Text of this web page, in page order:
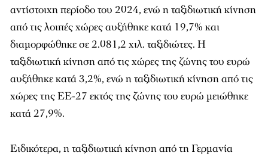
αντίστοιχη περίοδο του 2024, ενώ η ταξιδιωτική κίνηση
από τις λοιπές χώρες αυξήθηκε κατά 19,7% και
διαμορφώθηκε σε 2.081,2 χιλ. ταξιδιώτες. Η
ταξιδιωτική κίνηση από τις χώρες της ζώνης του ευρώ
αυξήθηκε κατά 3,2%, ενώ η ταξιδιωτική κίνηση από τις
χώρες της ΕΕ-27 εκτός της ζώνης του ευρώ μειώθηκε
κατά 27,9%.
Ειδικότερα, η ταξιδιωτική κίνηση από τη Γερμανία